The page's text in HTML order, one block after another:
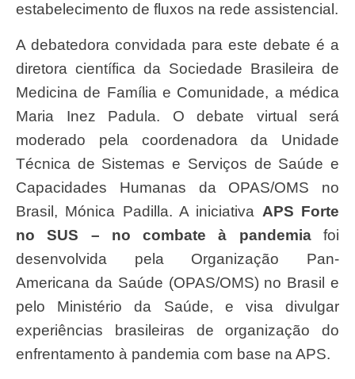
estabelecimento de fluxos na rede assistencial.
A debatedora convidada para este debate é a
diretora científica da Sociedade Brasileira de
Medicina de Família e Comunidade, a médica
Maria Inez Padula. O debate virtual será
moderado pela coordenadora da Unidade
Técnica de Sistemas e Serviços de Saúde e
Capacidades Humanas da OPAS/OMS no
Brasil, Mónica Padilla. A iniciativa APS Forte
no SUS – no combate à pandemiafoi
desenvolvida pela Organização Pan-
Americana da Saúde (OPAS/OMS) no Brasil e
pelo Ministério da Saúde, e visa divulgar
experiências brasileiras de organização do
enfrentamento à pandemia com base na APS.